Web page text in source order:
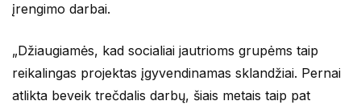
įrengimo darbai.
„Džiaugiamės, kad socialiai jautrioms grupėms taip
reikalingas projektas įgyvendinamas sklandžiai. Pernai
atlikta beveik trečdalis darbų, šiais metais taip pat